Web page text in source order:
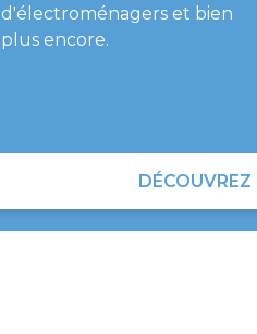
d'électroménagers et bien
plus encore.